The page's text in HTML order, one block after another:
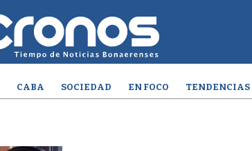
CABA SOCIEDAD EN FOCO TENDENCIAS